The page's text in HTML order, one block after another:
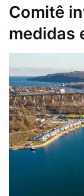
Comitê
medidas